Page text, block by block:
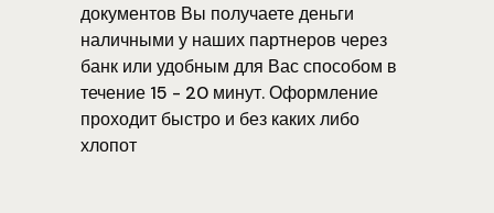
документов Вы получаете деньги
наличными у наших партнеров через
банк или удобным для Вас способом в
течение 15 - 20 минут. Оформление
проходит быстро и без каких либо
хлопот